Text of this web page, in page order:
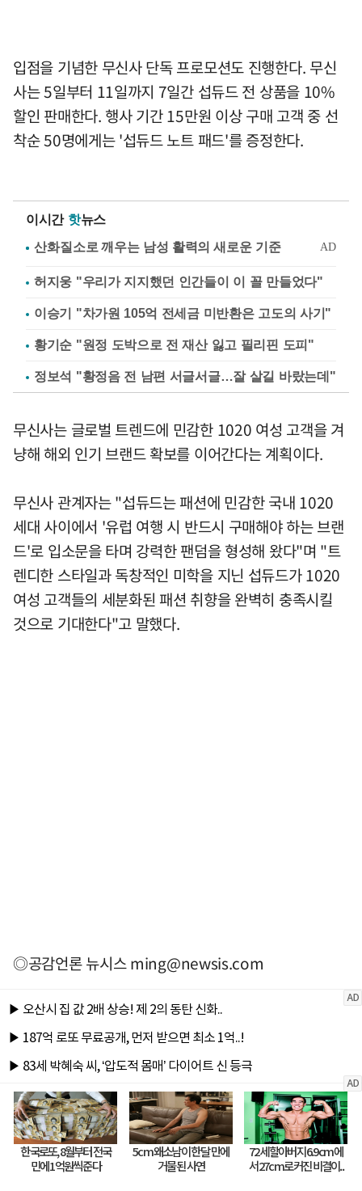
입점을 기념한 무신사 단독 프로모션도 진행한다. 무신
사는 5일부터 11일까지 7일간 섭듀드 전 상품을 10%
할인 판매한다. 행사 기간 15만원 이상 구매 고객 중 선
착순 50명에게는 '섭듀드 노트 패드'를 증정한다.
이시간 핫뉴스
허지웅 "우리가 지지했던 인간들이 이 꼴 만들었다"
이승기 "차가원 105억 전세금 미반환은 고도의 사기"
황기순 "원정 도박으로 전 재산 잃고 필리핀 도피"
정보석 "황정음 전 남편 서글서글…잘 살길 바랐는데"
무신사는 글로벌 트렌드에 민감한 1020 여성 고객을 겨
냥해 해외 인기 브랜드 확보를 이어간다는 계획이다.
무신사 관계자는 "섭듀드는 패션에 민감한 국내 1020
세대 사이에서 '유럽 여행 시 반드시 구매해야 하는 브랜
드'로 입소문을 타며 강력한 팬덤을 형성해 왔다"며 "트
렌디한 스타일과 독창적인 미학을 지닌 섭듀드가 1020
여성 고객들의 세분화된 패션 취향을 완벽히 충족시킬
것으로 기대한다"고 말했다.
◎공감언론 뉴시스ming@newsis.com